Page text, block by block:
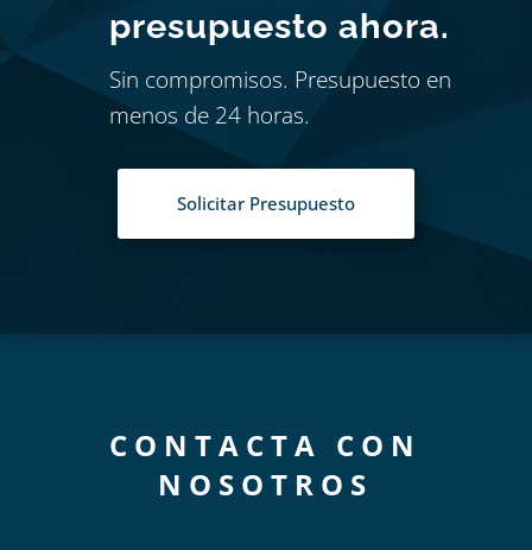
presupuesto ahora.
Sin compromisos. Presupuesto en
menos de 24 horas.
Solicitar Presupuesto
CONTACTA CON
NOSOTROS